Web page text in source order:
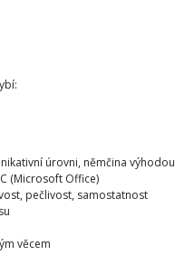
úrovni, němčina výhodou
(Microsoft Office)
pečlivost, samostatnost
věcem